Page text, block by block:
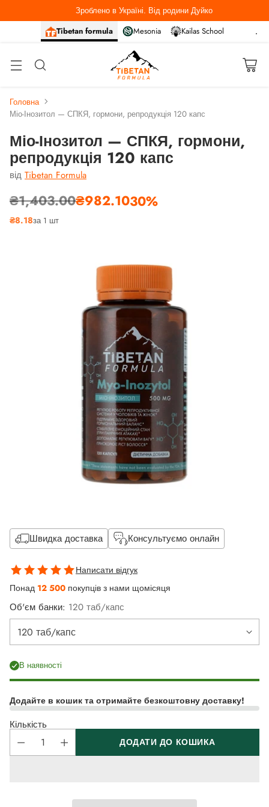
Tibetan formula Mesonia Kailas School
Зроблено в Україні. Від родини Дуйко
Головна
Міо-Інозитол — СПКЯ, гормони, репродукція 120 капс
Міо-Інозитол — СПКЯ, гормони,
репродукція 120 капс
від Tibetan Formula
Звичайна
ціна
₴1,403.00₴982.1030%
₴8.18за 1 шт
Швидка доставка Консультуємо онлайн
Написати відгук
Понад 12 500 покупців з нами щомісяця
Об'єм банки: 120 таб/капс
В наявності
Додайте в кошик та отримайте безкоштовну доставку!
Кількість
ДОДАТИ ДО КОШИКА